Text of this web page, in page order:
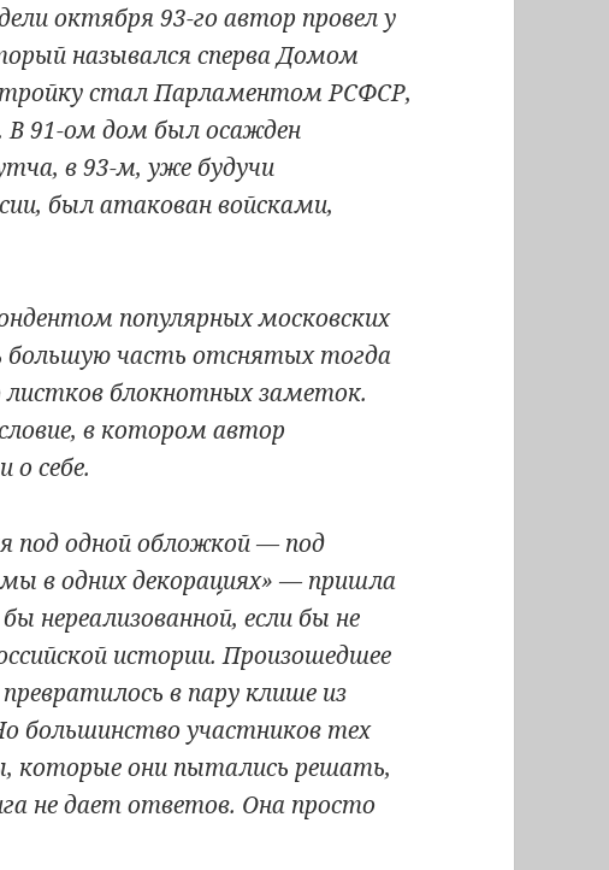
октября 93-го автор провел у
назывался сперва Домом
стал Парламентом РСФСР,
В 91-ом дом был осажден
в 93-м, уже будучи
был атакован войсками,
популярных московских
большую часть отснятых тогда
листков блокнотных заметок.
в котором автор
о себе.
под одной обложкой — под
в одних декорациях» — пришла
нереализованной, если бы не
истории. Произошедшее
в пару клише из
большинство участников тех
которые они пытались решать,
не дает ответов. Она просто